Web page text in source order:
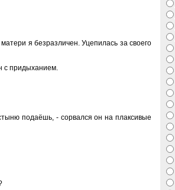
я безразличен. Уцепилась за своего
с придыханием.
подаёшь, - сорвался он на плаксивые